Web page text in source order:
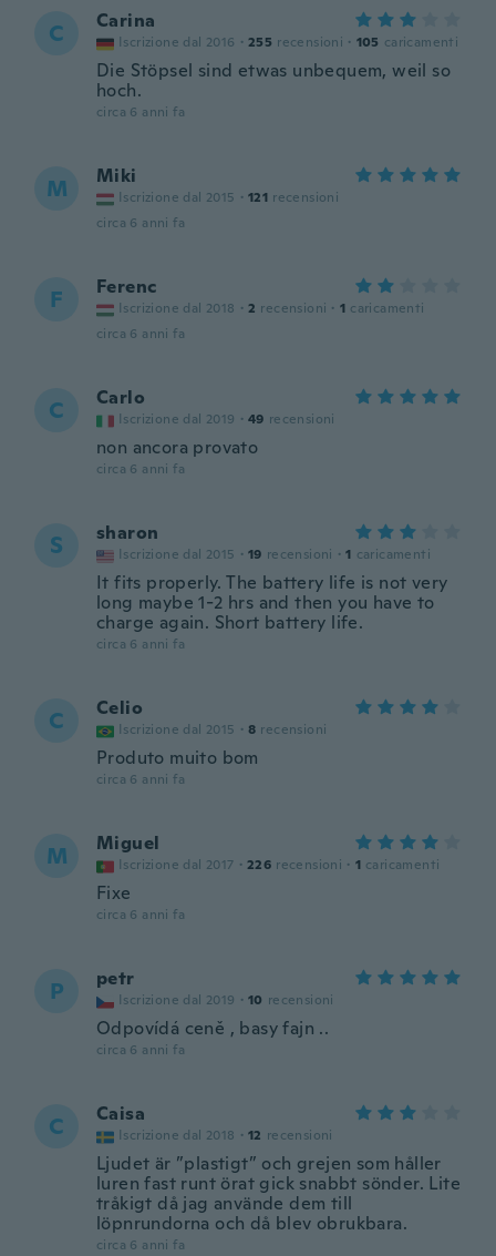
C Carina
Iscrizione dal 2016 · 255 recensioni · 105 caricamenti
Die Stöpsel sind etwas unbequem, weil so
hoch.
circa 6 anni fa
M Miki
Iscrizione dal 2015 · 121 recensioni
circa 6 anni fa
F Ferenc
Iscrizione dal 2018 · 2 recensioni · 1 caricamenti
circa 6 anni fa
C Carlo
Iscrizione dal 2019 · 49 recensioni
non ancora provato
circa 6 anni fa
S sharon
Iscrizione dal 2015 · 19 recensioni · 1 caricamenti
It fits properly. The battery life is not very
long maybe 1-2 hrs and then you have to
charge again. Short battery life.
circa 6 anni fa
C Celio
Iscrizione dal 2015 · 8 recensioni
Produto muito bom
circa 6 anni fa
M Miguel
Iscrizione dal 2017 · 226 recensioni · 1 caricamenti
Fixe
circa 6 anni fa
P petr
Iscrizione dal 2019 · 10 recensioni
Odpovídá ceně , basy fajn ..
circa 6 anni fa
C Caisa
Iscrizione dal 2018 · 12 recensioni
Ljudet är ”plastigt” och grejen som håller
luren fast runt örat gick snabbt sönder. Lite
tråkigt då jag använde dem till
löpnrundorna och då blev obrukbara.
circa 6 anni fa